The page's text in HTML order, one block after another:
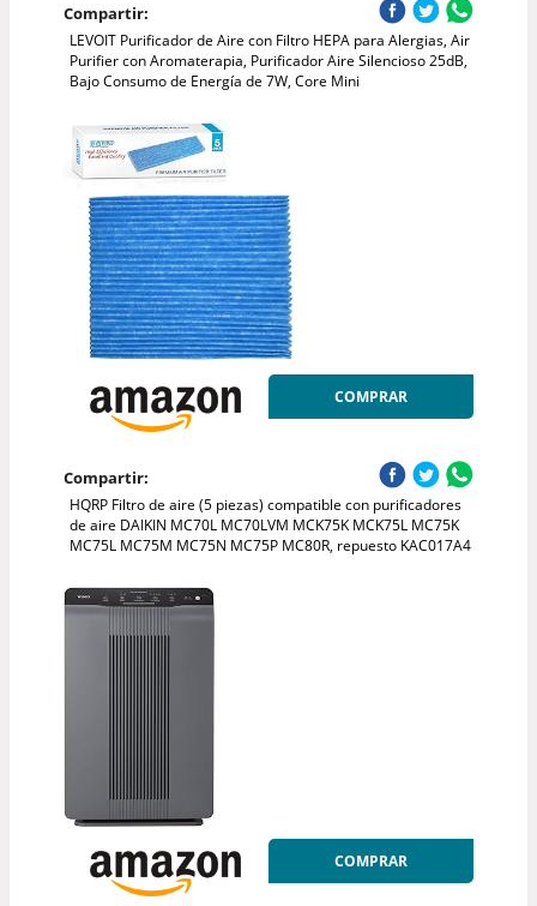
Compartir:
LEVOIT Purificador de Aire con Filtro HEPA para Alergias, Air
Purifier con Aromaterapia, Purificador Aire Silencioso 25dB,
Bajo Consumo de Energía de 7W, Core Mini
COMPRAR
Compartir:
HQRP Filtro de aire (5 piezas) compatible con purificadores
de aire DAIKIN MC70L MC70LVM MCK75K MCK75L MC75K
MC75L MC75M MC75N MC75P MC80R, repuesto KAC017A4
COMPRAR